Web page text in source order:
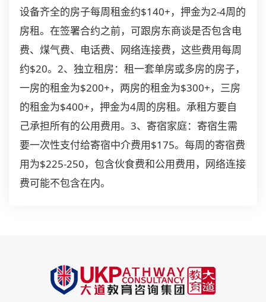
设备齐全的房子每周租金约$140+，押金为2-4周的
房租。在签署合约之前，可跟房东商谈是否包含电
费、煤气费、电话费、网络连接费，这些费用每周
约$20。2、独立租房：租一套单房或多房的房子，
一房的租金为$200+，两房的租金为$300+，三房
的租金为$400+，押金为4周的房租。承租方要自
己承担所有的公用费用。3、寄宿家庭：寄宿生需
要一次性支付给寄宿中介费用$175。每周的寄宿费
用为$225-250，包含伙食费和公用费用，网络连接
费可能不包含在内。